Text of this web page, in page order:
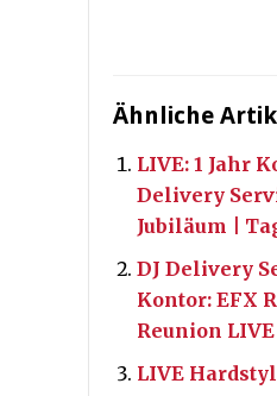
Ähnliche
LIVE: 1 Jahr
Delivery
Jubiläum |
DJ Delivery
Kontor: EFX
Reunion LIVE
LIVE